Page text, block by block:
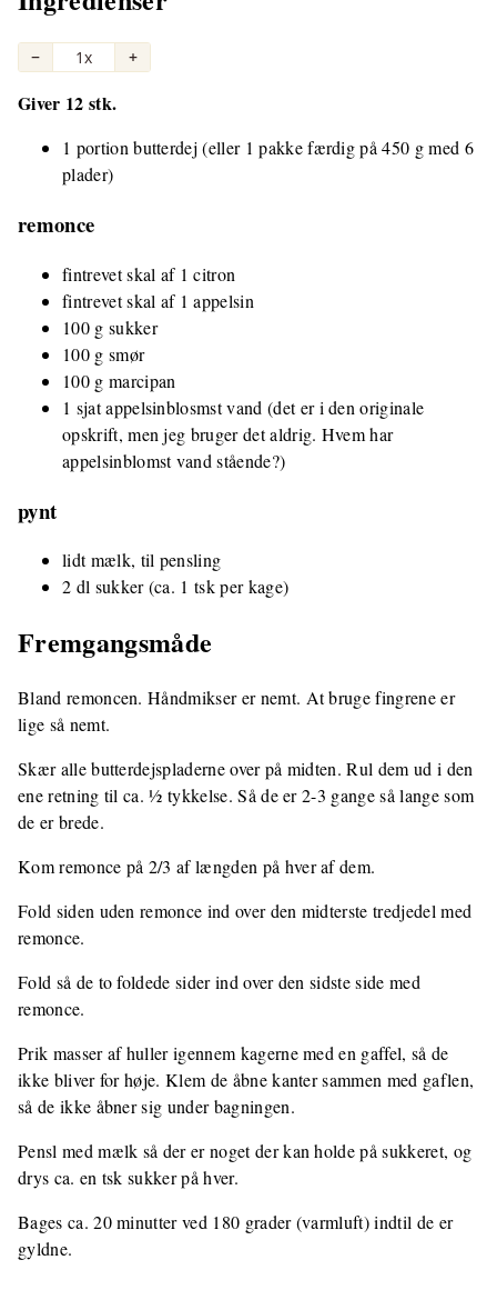
− 1x +
Giver 12 stk.
1 portion butterdej (eller 1 pakke færdig på 450 g med 6
plader)
remonce
fintrevet skal af 1 citron
fintrevet skal af 1 appelsin
100 g sukker
100 g smør
100 g marcipan
1 sjat appelsinblosmst vand (det er i den originale
opskrift, men jeg bruger det aldrig. Hvem har
appelsinblomst vand stående?)
pynt
lidt mælk, til pensling
2 dl sukker (ca. 1 tsk per kage)
Fremgangsmåde
Bland remoncen. Håndmikser er nemt. At bruge fingrene er
lige så nemt.
Skær alle butterdejspladerne over på midten. Rul dem ud i den
ene retning til ca. ½ tykkelse. Så de er 2-3 gange så lange som
de er brede.
Kom remonce på 2/3 af længden på hver af dem.
Fold siden uden remonce ind over den midterste tredjedel med
remonce.
Fold så de to foldede sider ind over den sidste side med
remonce.
Prik masser af huller igennem kagerne med en gaffel, så de
ikke bliver for høje. Klem de åbne kanter sammen med gaflen,
så de ikke åbner sig under bagningen.
Pensl med mælk så der er noget der kan holde på sukkeret, og
drys ca. en tsk sukker på hver.
Bages ca. 20 minutter ved 180 grader (varmluft) indtil de er
gyldne.